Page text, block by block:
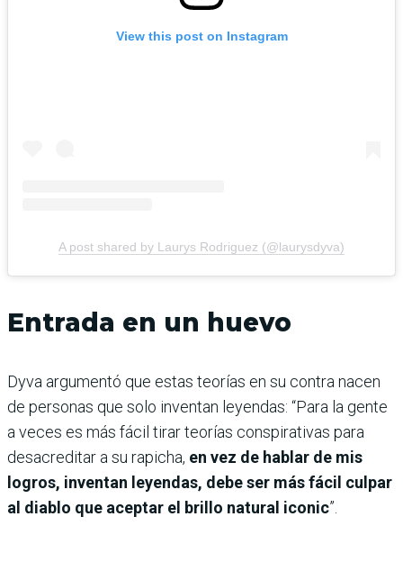
View this post on Instagram
A post shared by Laurys Rodriguez (@laurysdyva)
Entrada en un huevo
Dyva argumentó que estas teorías en su contra nacen
de personas que solo inventan leyendas: “Para la gente
a veces es más fácil tirar teorías conspirativas para
desacreditar a su rapicha, en vez de hablar de mis
logros, inventan leyendas, debe ser más fácil culpar
al diablo que aceptar el brillo natural iconic”.